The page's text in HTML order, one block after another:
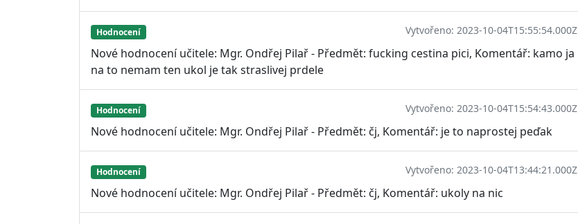
Hodnocení Vytvořeno: 2023-10-04T15:55:54.000Z
Nové hodnocení učitele: Mgr. Ondřej Pilař - Předmět: fucking cestina pici, Komentář: kamo ja
na to nemam ten ukol je tak straslivej prdele
Hodnocení Vytvořeno: 2023-10-04T15:54:43.000Z
Nové hodnocení učitele: Mgr. Ondřej Pilař - Předmět: čj, Komentář: je to naprostej peďak
Hodnocení Vytvořeno: 2023-10-04T13:44:21.000Z
Nové hodnocení učitele: Mgr. Ondřej Pilař - Předmět: čj, Komentář: ukoly na nic